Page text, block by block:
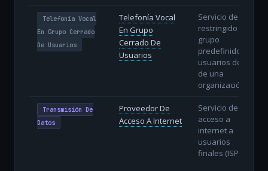
Telefonía Vocal
En Grupo Cerrado
De Usuarios
Telefonía Vocal
En Grupo
Cerrado De
Usuarios
Servicio de voz
restringido a un
grupo
predefinido de
usuarios dentro
de una
organización.
Transmisión De
Datos
Proveedor De
Acceso A Internet
Servicio de
acceso a
internet a
usuarios
finales (ISP).